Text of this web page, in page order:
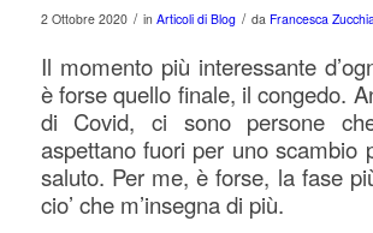
2 Ottobre 2020 / in Articoli di Blog / da Francesca
Il momento più interessante
è forse quello finale, il congedo.
di Covid, ci sono persone
aspettano fuori per uno scambio
saluto. Per me, è forse, la fase
cio’ che m’insegna di più.